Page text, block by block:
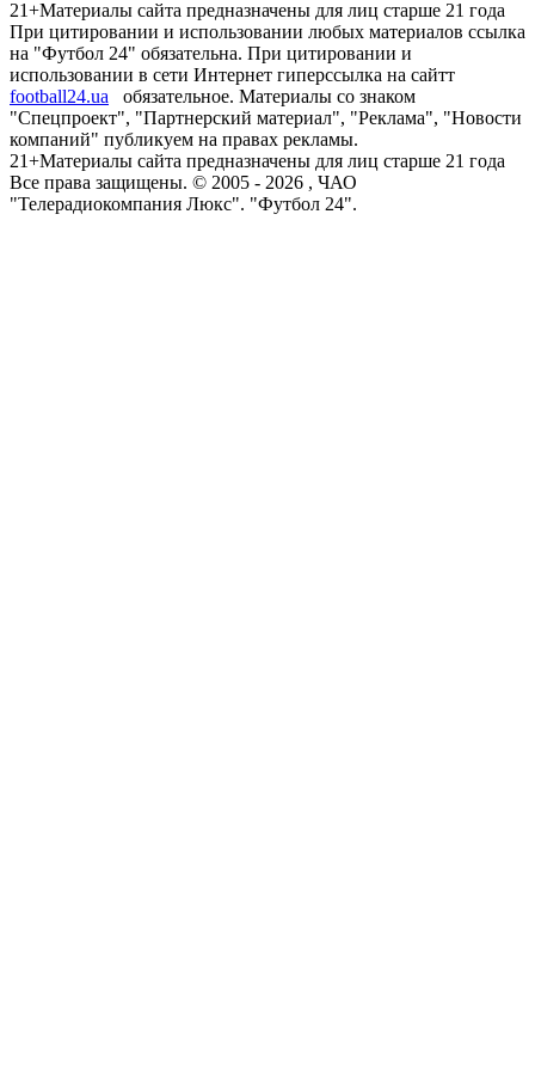
21+Материалы сайта предназначены для лиц старше 21 года
При цитировании и использовании любых материалов ссылка
на "Футбол 24" обязательна. При цитировании и
использовании в сети Интернет гиперссылка на сайтт
football24.ua
обязательное. Материалы со знаком
"Спецпроект", "Партнерский материал", "Реклама", "Новости
компаний" публикуем на правах рекламы.
21+Материалы сайта предназначены для лиц старше 21 года
Все права защищены. © 2005 - 2026 , ЧАО
"Телерадиокомпания Люкс". "Футбол 24".